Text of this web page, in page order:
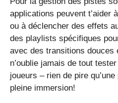
applications peuvent t’aider
ou à déclencher des effets
des playlists spécifiques
avec des transitions douces
n’oublie jamais de tout
joueurs – rien de pire
pleine immersion!